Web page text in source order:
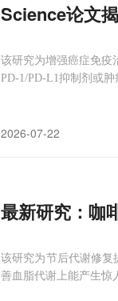
Science论文
该研究为增强癌症免疫
PD-1/PD-L1抑制剂或肿
2026-07-22
最新研究：咖
该研究为节后代谢修复
善血脂代谢上能产生惊